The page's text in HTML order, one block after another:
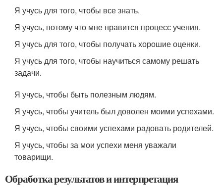
Я учусь для того, чтобы все знать.
Я учусь, потому что мне нравится процесс учения.
Я учусь для того, чтобы получать хорошие оценки.
Я учусь для того, чтобы научиться самому решать
задачи.
Я учусь, чтобы быть полезным людям.
Я учусь, чтобы учитель был доволен моими успехами.
Я учусь, чтобы своими успехами радовать родителей.
Я учусь, чтобы за мои успехи меня уважали
товарищи.
Обработка результатов и интерпретация